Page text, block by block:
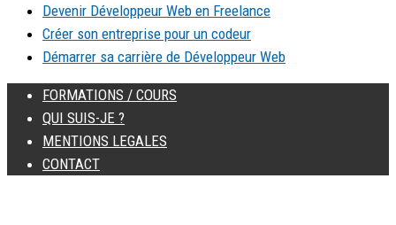
Devenir Développeur Web en Freelance
Créer son entreprise pour un codeur
Démarrer sa carrière de Développeur Web
FORMATIONS / COURS
QUI SUIS-JE ?
MENTIONS LEGALES
CONTACT